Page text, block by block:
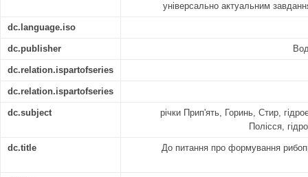
універсально актуальним
dc.language.iso
dc.publisher
dc.relation.ispartofseries
dc.relation.ispartofseries
dc.subject
річки Прип'ять, Горинь, Стир,
Полісся,
dc.title До питання про формування